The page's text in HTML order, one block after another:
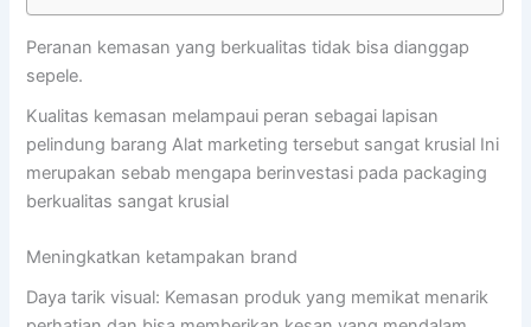
Peranan kemasan yang berkualitas tidak bisa dianggap
sepele.
Kualitas kemasan melampaui peran sebagai lapisan
pelindung barang Alat marketing tersebut sangat krusial Ini
merupakan sebab mengapa berinvestasi pada packaging
berkualitas sangat krusial
Meningkatkan ketampakan brand
Daya tarik visual: Kemasan produk yang memikat menarik